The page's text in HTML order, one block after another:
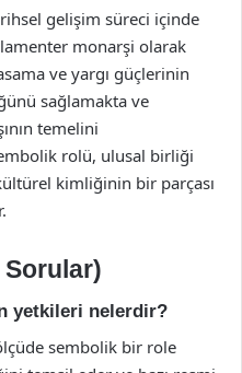
gelişim süreci içinde
monarşi olarak
ve yargı güçlerinin
sağlamakta ve
temelini
rolü, ulusal birliği
kimliğinin bir parçası
Sorular)
yetkileri nelerdir?
sembolik bir role